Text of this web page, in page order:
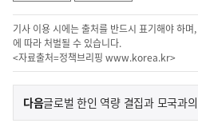
기사 이용 시에는 출처를 반드시 표기해야 하며
에 따라 처벌될 수 있습니다.
<자료출처=정책브리핑 www.korea.kr>
이
전
다음기
사
글로벌 한인 역량 결집과 모국과